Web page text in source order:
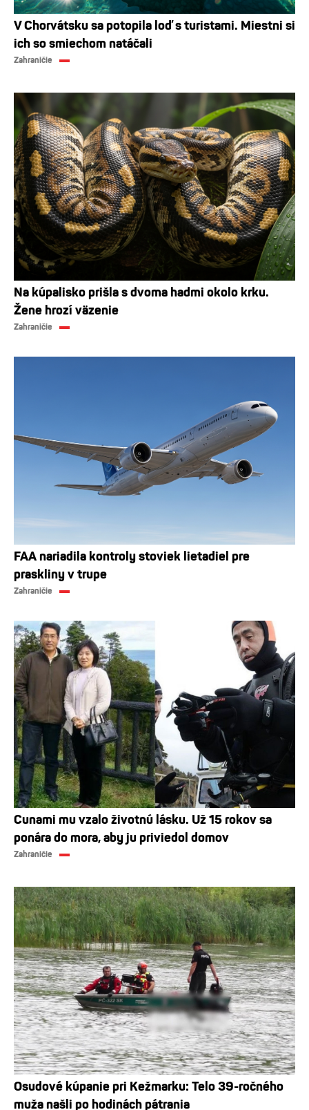
V Chorvátsku sa potopila loď s turistami. Miestni si
ich so smiechom natáčali
Zahraničie
Na kúpalisko prišla s dvoma hadmi okolo krku.
Žene hrozí väzenie
Zahraničie
FAA nariadila kontroly stoviek lietadiel pre
praskliny v trupe
Zahraničie
Cunami mu vzalo životnú lásku. Už 15 rokov sa
ponára do mora, aby ju priviedol domov
Zahraničie
Osudové kúpanie pri Kežmarku: Telo 39-ročného
muža našli po hodinách pátrania